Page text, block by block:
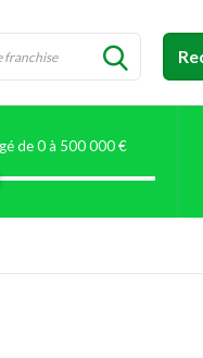
de 0 à 500 000 €